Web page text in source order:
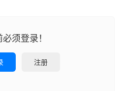
须登录！
注册